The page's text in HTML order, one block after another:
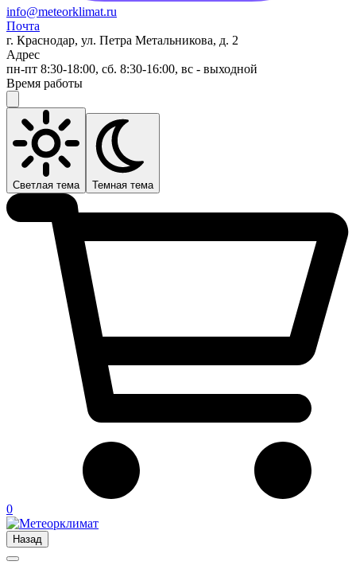
info@meteorklimat.ru
Почта
г. Краснодар, ул. Петра Метальникова, д. 2
Адрес
пн-пт 8:30-18:00, сб. 8:30-16:00, вс - выходной
Время работы
Светлая тема Темная тема
0
Назад